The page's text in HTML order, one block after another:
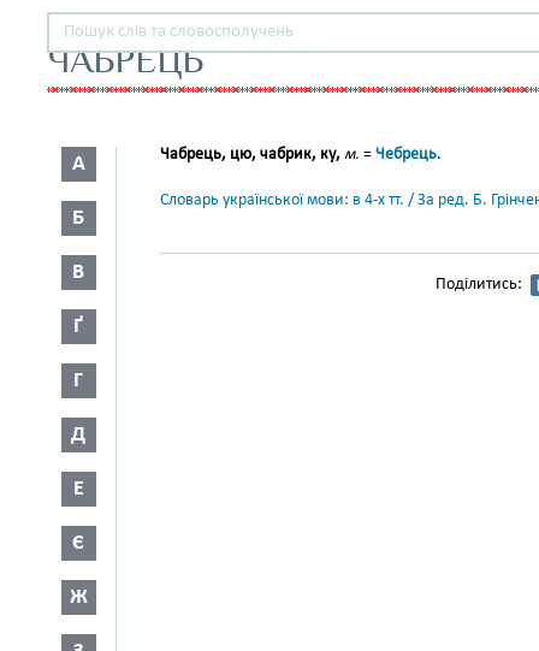
ЧАБРЕЦЬ
А
Б
В
Ґ
Г
Д
Е
Є
Ж
Чабрець, цю, чабрик, ку, м. = Чебрець.
Словарь української мови: в 4-х тт. / За ред. Б.
Поділитись: